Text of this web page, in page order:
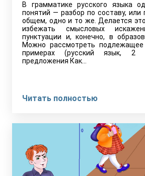
В грамматике русского языка
понятий — разбор по составу, или
общем, одно и то же. Делается
избежать смысловых
пунктуации и, конечно, в
Можно рассмотреть
примерах (русский язык, 2
предложения Как…
Читать полностью